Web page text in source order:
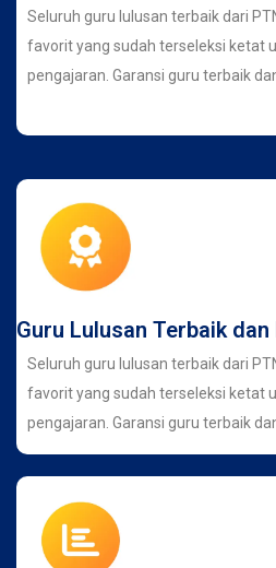
Seluruh guru lulusan terbaik dari
favorit yang sudah terseleksi ketat
pengajaran. Garansi guru terbaik
Guru Lulusan Terbaik
Seluruh guru lulusan terbaik dari
favorit yang sudah terseleksi ketat
pengajaran. Garansi guru terbaik